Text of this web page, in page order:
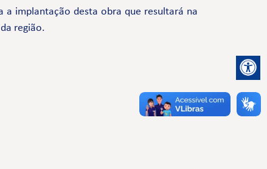
a implantação desta obra que resultará na
região.